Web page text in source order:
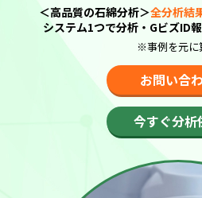
＜高品質の石綿分析＞全分析結
システム1つで分析・GビズID
※事例を元に
お問い合
今すぐ分析